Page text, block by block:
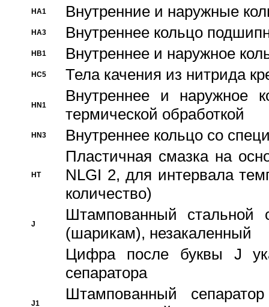
HA1 Внутренние и наружные
HA3 Bнутреннее кольцо
HB1 Bнутреннее и наружное
HC5 Тела качения из нитрида
HN1
Bнутреннее и наружное
термической обработкой
HN3 Внутреннее кольцо со
HT
Пластичная смазка на
NLGI 2, для интервала
количество)
J
Штампованный стальной
(шарикам), незакаленный
Цифра после буквы J
сепаратора
J1
Штампованный